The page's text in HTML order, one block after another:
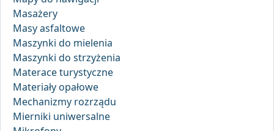
Masażery
Masy asfaltowe
Maszynki do mielenia
Maszynki do strzyżenia
Materace turystyczne
Materiały opałowe
Mechanizmy rozrządu
Mierniki uniwersalne